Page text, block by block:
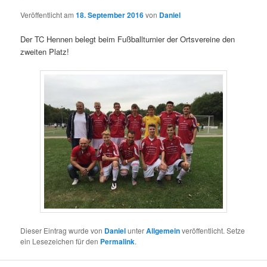
Veröffentlicht am18. September 2016von Daniel
Der TC Hennen belegt beim Fußballturnier der Ortsvereine den
zweiten Platz!
Dieser Eintrag wurde von DanielunterAllgemeinveröffentlicht. Setze
ein Lesezeichen für den Permalink.